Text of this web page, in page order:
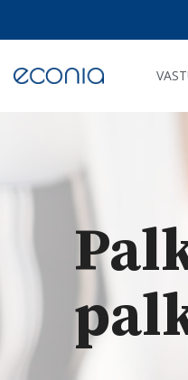
the
content.